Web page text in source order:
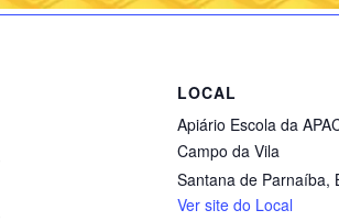
LOCAL
Apiário Escola da
Campo da Vila
Santana de Parnaíba,
Ver site do Local